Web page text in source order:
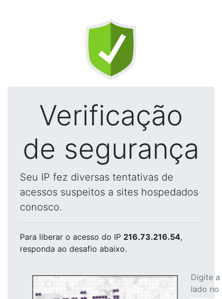
Verificação
de segurança
Seu IP fez diversas tentativas de
acessos suspeitos a sites hospedados
conosco.
Para liberar o acesso do IP 216.73.216.54,
responda ao desafio abaixo.
Digite
lado no